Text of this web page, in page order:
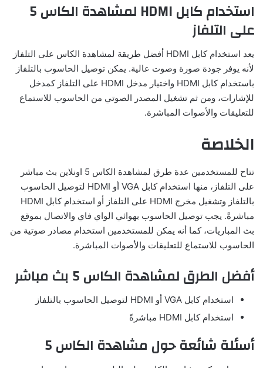
استخدام كابل HDMI لمشاهدة الكاس 5
على التلفاز
يعد استخدام كابل HDMI أفضل طريقة لمشاهدة الكاس على التلفاز
لأنه يوفر جودة صورة وصوت عالية. يمكن توصيل الحاسوب بالتلفاز
باستخدام كابل HDMI واختيار مدخل HDMI على التلفاز كمدخل
للإشارات، ومن ثم تشغيل المصدر الصوتي من الحاسوب للاستماع
للتعليقات والأصوات المباشرة.
الخلاصة
تتاح للمستخدمين عدة طرق لمشاهدة الكاس 5 اونلاين بث مباشر
على التلفاز، منها استخدام كابل VGA أو HDMI لتوصيل الحاسوب
بالتلفاز وتشغيل مخرج HDMI على التلفاز أو استخدام كابل HDMI
مباشرةً. يجب توصيل الحاسوب بهوائي الواي فاي والاتصال بموقع
بث المباريات، كما أنه يمكن للمستخدمين استخدام مصادر صوتية من
الحاسوب للاستماع للتعليقات والأصوات المباشرة.
أفضل الطرق لمشاهدة الكاس 5 بث مباشر
استخدام كابل VGA أو HDMI لتوصيل الحاسوب بالتلفاز
استخدام كابل HDMI مباشرةً
أسئلة شائعة حول مشاهدة الكاس 5